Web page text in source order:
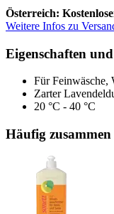
Österreich:
Weitere Infos zu
Eigenschaften
Für Feinwäsche,
Zarter
20 °C - 40 °C
Häufig